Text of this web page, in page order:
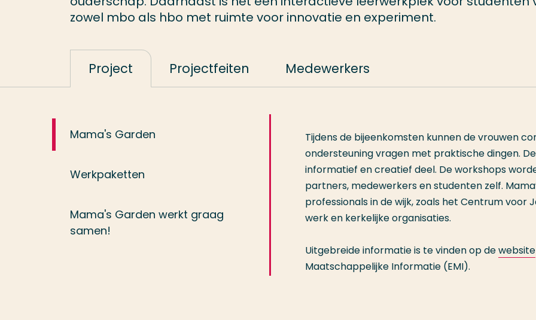
zowel mbo als hbo met ruimte voor innovatie en experiment.
Project Projectfeiten Medewerkers
Mama's Garden
Tijdens de bijeenkomsten kunnen de vrouwen
ondersteuning vragen met praktische dingen.
informatief en creatief deel. De workshops
partners, medewerkers en studenten zelf.
professionals in de wijk, zoals het Centrum voor
werk en kerkelijke organisaties.
Uitgebreide informatie is te vinden op dewebsite
Maatschappelijke Informatie (EMI).
Werkpaketten
Mama's Garden werkt graag
samen!